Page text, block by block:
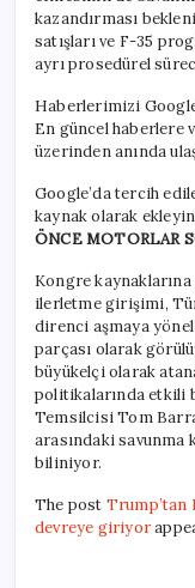
kazandırması
satışları ve F-35
ayrı prosedürel
Haberlerimizi
En güncel haberlere
üzerinden anında
Google’da tercih
kaynak olarak ekleyin
ÖNCE MOTORLAR
Kongre
ilerletme girişimi,
direnci aşmaya
parçası olarak
büyükelçi olarak
politikalarında etkili
Temsilcisi Tom
arasındaki
biliniyor.
The post Trump’tan
devreye giriyor